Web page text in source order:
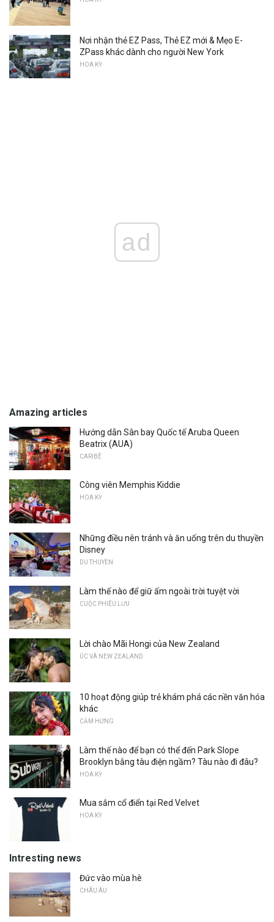
Nơi nhận thẻ EZ Pass, Thẻ EZ mới & Mẹo E-
ZPass khác dành cho người New York
HOA KỲ
ad
Amazing articles
Hướng dẫn Sân bay Quốc tế Aruba Queen
Beatrix (AUA)
CARIBÊ
Công viên Memphis Kiddie
HOA KỲ
Những điều nên tránh và ăn uống trên du thuyền
Disney
DU THUYỀN
Làm thế nào để giữ ấm ngoài trời tuyệt vời
CUỘC PHIÊU LƯU
Lời chào Mãi Hongi của New Zealand
ÚC VÀ NEW ZEALAND
10 hoạt động giúp trẻ khám phá các nền văn hóa
khác
CẢM HỨNG
Làm thế nào để bạn có thể đến Park Slope
Brooklyn bằng tàu điện ngầm? Tàu nào đi đâu?
HOA KỲ
Mua sắm cổ điển tại Red Velvet
HOA KỲ
Intresting news
Đức vào mùa hè
CHÂU ÂU